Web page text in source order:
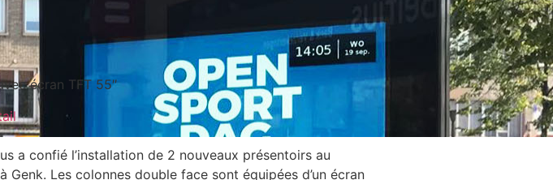
écran TFT 55″
a confié l’installation de 2 nouveaux présentoirs au
Genk. Les colonnes double face sont équipées d’un écran